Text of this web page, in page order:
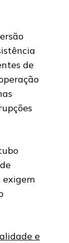
de
exigem
e